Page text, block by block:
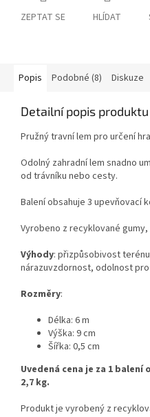
ZEPTAT SE HLÍDAT
Popis Podobné (8) Diskuze
Detailní popis produktu
Pružný travní lem pro určení
Odolný zahradní lem snadno
od trávníku nebo cesty.
Balení obsahuje 3 upevňovací
Vyrobeno z recyklované
Výhody: přizpůsobivost
nárazuvzdornost, odolnost
Rozměry:
Délka: 6 m
Výška: 9 cm
Šířka: 0,5 cm
Uvedená cena je za 1
2,7 kg.
Produkt je vyrobený z